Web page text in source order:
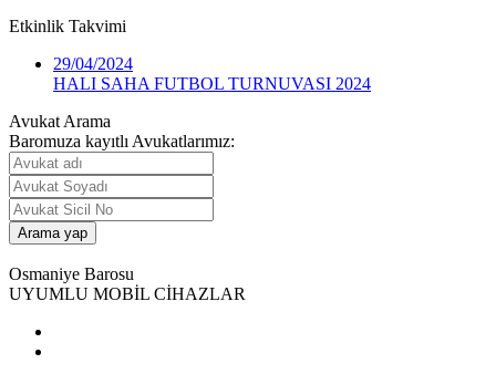
Etkinlik Takvimi
29/04/2024
HALI SAHA FUTBOL TURNUVASI 2024
Avukat Arama
Baromuza kayıtlı Avukatlarımız:
Osmaniye Barosu
UYUMLU MOBİL CİHAZLAR